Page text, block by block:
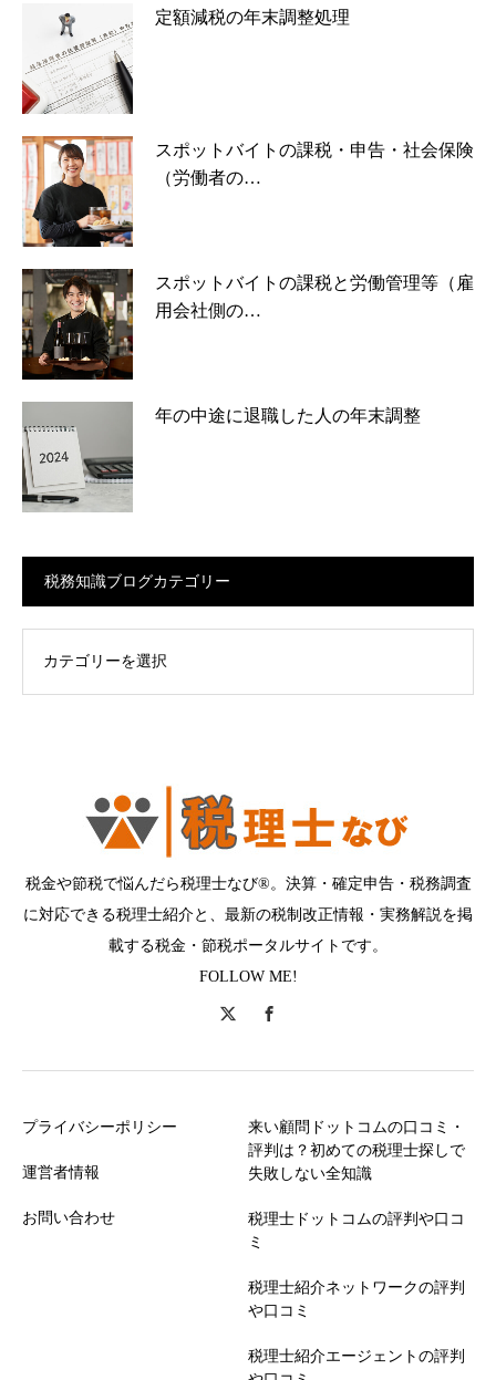
定額減税の年末調整処理
スポットバイトの課税・申告・社会保険
（労働者の…
スポットバイトの課税と労働管理等（雇
用会社側の…
年の中途に退職した人の年末調整
税務知識ブログカテゴリー
税金や節税で悩んだら税理士なび®。決算・確定申告・税務調査
に対応できる税理士紹介と、最新の税制改正情報・実務解説を掲
載する税金・節税ポータルサイトです。
FOLLOW ME!
プライバシーポリシー
運営者情報
お問い合わせ
来い顧問ドットコムの口コミ・
評判は？初めての税理士探しで
失敗しない全知識
税理士ドットコムの評判や口コ
ミ
税理士紹介ネットワークの評判
や口コミ
税理士紹介エージェントの評判